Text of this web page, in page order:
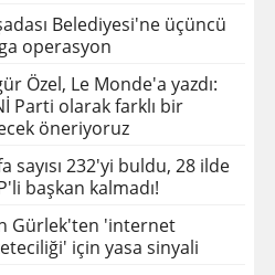
Belediyesi'ne üçüncü
operasyon
Özel, Le Monde'a yazdı:
Parti olarak farklı bir
öneriyoruz
sayısı 232'yi buldu, 28 ilde
başkan kalmadı!
Gürlek'ten 'internet
için yasa sinyali